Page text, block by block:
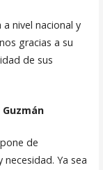
nivel nacional y
gracias a su
de sus
de
Ya sea